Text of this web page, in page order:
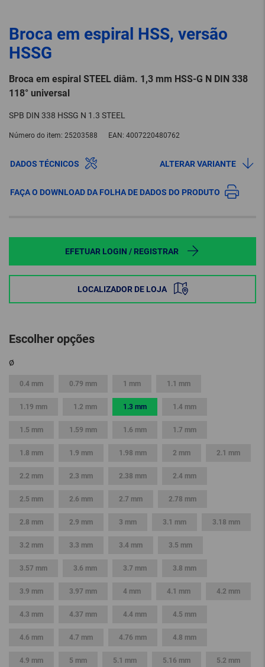
Broca em espiral HSS, versão
HSSG
Broca em espiral STEEL diâm. 1,3 mm HSS-G N DIN 338
118° universal
SPB DIN 338 HSSG N 1.3 STEEL
Número do item: 25203588 EAN: 4007220480762
DADOS TÉCNICOS ALTERAR VARIANTE
FAÇA O DOWNLOAD DA FOLHA DE DADOS DO PRODUTO
EFETUAR LOGIN / REGISTRAR
LOCALIZADOR DE LOJA
Escolher opções
ø
0.4 mm 0.79 mm 1 mm 1.1 mm
1.19 mm 1.2 mm 1.3 mm 1.4 mm
1.5 mm 1.59 mm 1.6 mm 1.7 mm
1.8 mm 1.9 mm 1.98 mm 2 mm 2.1 mm
2.2 mm 2.3 mm 2.38 mm 2.4 mm
2.5 mm 2.6 mm 2.7 mm 2.78 mm
2.8 mm 2.9 mm 3 mm 3.1 mm 3.18 mm
3.2 mm 3.3 mm 3.4 mm 3.5 mm
3.57 mm 3.6 mm 3.7 mm 3.8 mm
3.9 mm 3.97 mm 4 mm 4.1 mm 4.2 mm
4.3 mm 4.37 mm 4.4 mm 4.5 mm
4.6 mm 4.7 mm 4.76 mm 4.8 mm
4.9 mm 5 mm 5.1 mm 5.16 mm 5.2 mm